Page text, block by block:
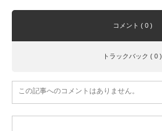
コメント ( 0 )
トラックバック ( 0 )
この記事へのコメントはありません。